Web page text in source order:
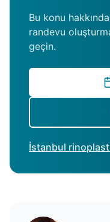
Bu konu
randevu
geçin.
İstanbul